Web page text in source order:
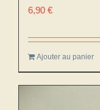
6,90 €
Ajouter au panier